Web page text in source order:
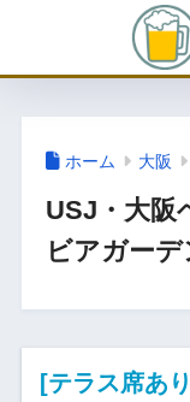
ホーム 大阪
USJ・大阪
ビアガーデ
[テラス席あ